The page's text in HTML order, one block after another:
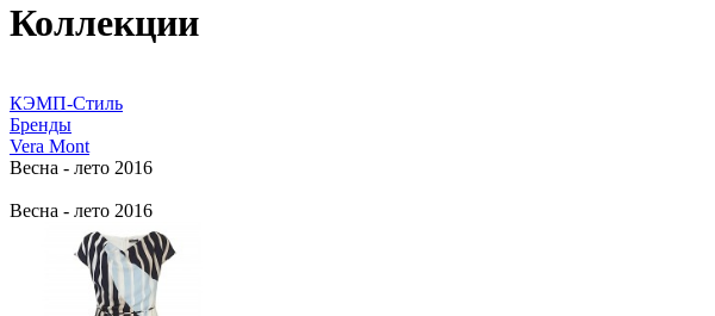
Коллекции
КЭМП-Стиль
Бренды
Vera Mont
Весна - лето 2016
Весна - лето 2016